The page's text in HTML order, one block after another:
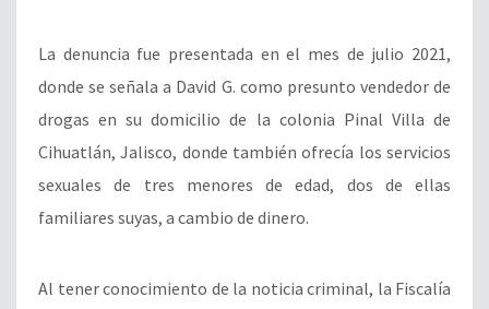
La denuncia fue presentada en el mes de julio 2021,
donde se señala a David G. como presunto vendedor de
drogas en su domicilio de la colonia Pinal Villa de
Cihuatlán, Jalisco, donde también ofrecía los servicios
sexuales de tres menores de edad, dos de ellas
familiares suyas, a cambio de dinero.
Al tener conocimiento de la noticia criminal, la Fiscalía